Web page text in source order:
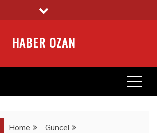
HABER OZAN
Home
Güncel